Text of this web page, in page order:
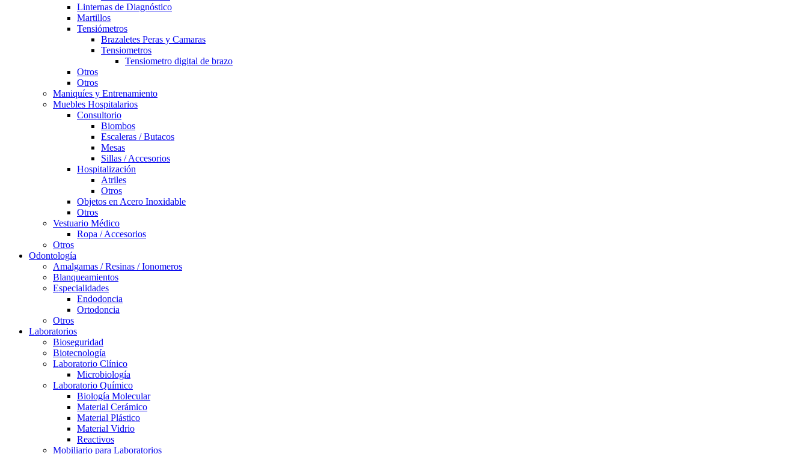
Linternas de Diagnóstico
Martillos
Tensiómetros
Brazaletes Peras y Camaras
Tensiometros
Tensiometro digital de brazo
Otros
Otros
Maniquíes y Entrenamiento
Muebles Hospitalarios
Consultorio
Biombos
Escaleras / Butacos
Mesas
Sillas / Accesorios
Hospitalización
Atriles
Otros
Objetos en Acero Inoxidable
Otros
Vestuario Médico
Ropa / Accesorios
Otros
Odontología
Amalgamas / Resinas / Ionomeros
Blanqueamientos
Especialidades
Endodoncia
Ortodoncia
Otros
Laboratorios
Bioseguridad
Biotecnología
Laboratorio Clínico
Microbiología
Laboratorio Químico
Biología Molecular
Material Cerámico
Material Plástico
Material Vidrio
Reactivos
Mobiliario para Laboratorios